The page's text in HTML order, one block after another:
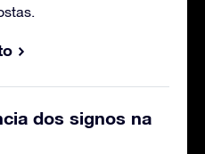
dos signos na